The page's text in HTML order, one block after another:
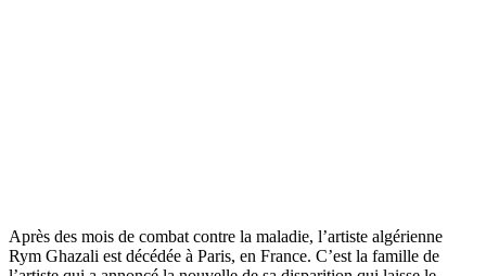
Après des mois de combat contre la maladie, l’artiste algérienne
Rym Ghazali est décédée à Paris, en France. C’est la famille de